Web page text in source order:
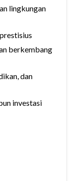
lingkungan
berkembang
dan
investasi